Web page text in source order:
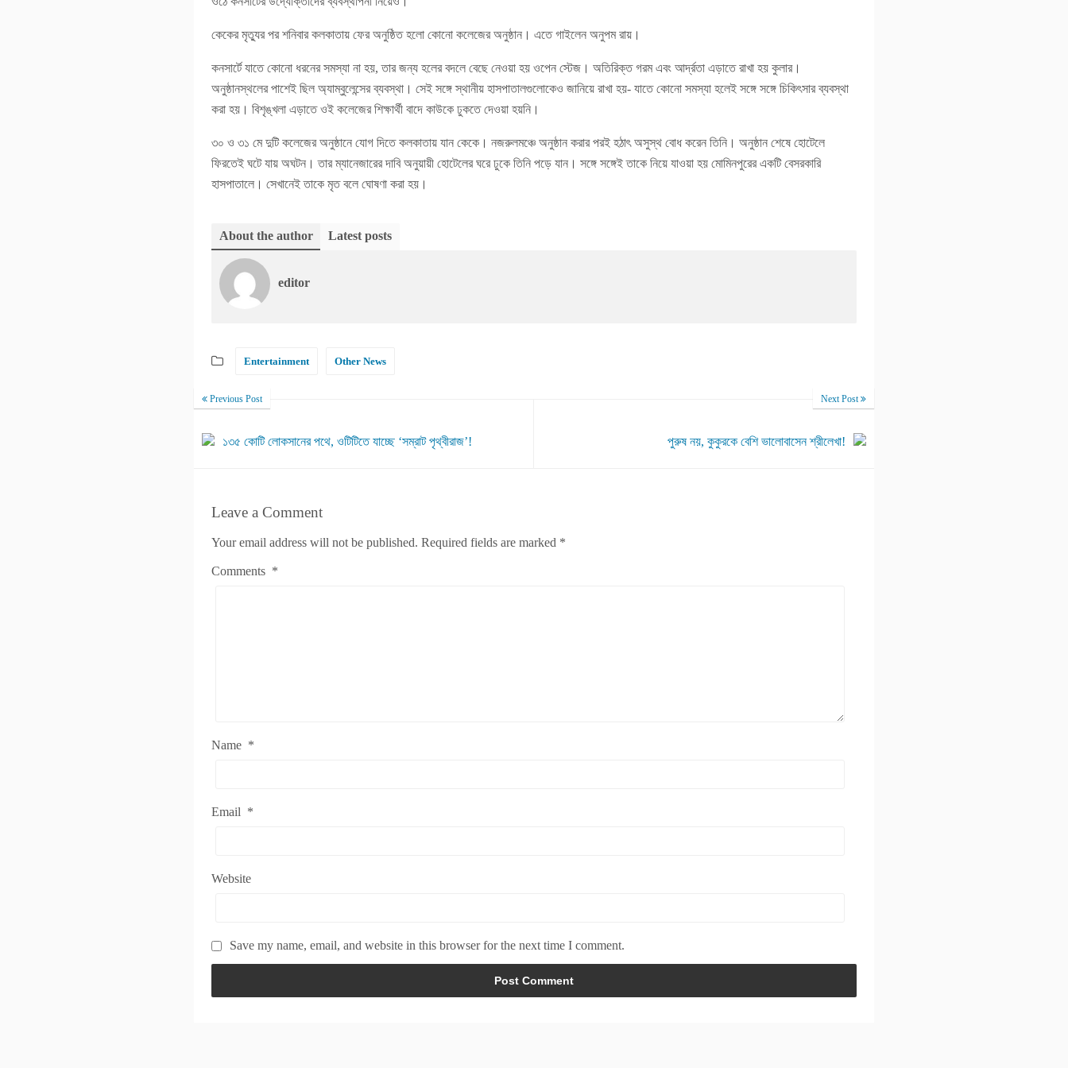
কেকের মৃত্যুর পর শনিবার কলকাতায় ফের অনুষ্ঠিত হলো কোনো কলেজের অনুষ্ঠান। এতে গাইলেন অনুপম রায়।
কনসার্টে যাতে কোনো ধরনের সমস্যা না হয়, তার জন্য হলের বদলে বেছে নেওয়া হয় ওপেন স্টেজ। অতিরিক্ত গরম এবং আর্দ্রতা এড়াতে রাখা হয় কুলার।
অনুষ্ঠানস্থলের পাশেই ছিল অ্যাম্বুলেন্সের ব্যবস্থা। সেই সঙ্গে স্থানীয় হাসপাতালগুলোকেও জানিয়ে রাখা হয়- যাতে কোনো সমস্যা হলেই সঙ্গে সঙ্গে চিকিৎসার ব্যবস্থা
করা হয়। বিশৃঙ্খলা এড়াতে ওই কলেজের শিক্ষার্থী বাদে কাউকে ঢুকতে দেওয়া হয়নি।
৩০ ও ৩১ মে দুটি কলেজের অনুষ্ঠানে যোগ দিতে কলকাতায় যান কেকে। নজরুলমঞ্চে অনুষ্ঠান করার পরই হঠাৎ অসুস্থ বোধ করেন তিনি। অনুষ্ঠান শেষে হোটেলে
ফিরতেই ঘটে যায় অঘটন। তার ম্যানেজারের দাবি অনুয়ায়ী হোটেলের ঘরে ঢুকে তিনি পড়ে যান। সঙ্গে সঙ্গেই তাকে নিয়ে যাওয়া হয় মোমিনপুরের একটি বেসরকারি
হাসপাতালে। সেখানেই তাকে মৃত বলে ঘোষণা করা হয়।
About the author Latest posts
editor
Entertainment Other News
Previous Post
১৩৫ কোটি লোকসানের পথে, ওটিটিতে যাচ্ছে ‘সম্রাট পৃথ্বীরাজ’!
Next Post
পুরুষ নয়, কুকুরকে বেশি ভালোবাসেন শ্রীলেখা!
Leave a Comment
Your email address will not be published. Required fields are marked *
Comments *
Name *
Email *
Website
Save my name, email, and website in this browser for the next time I comment.